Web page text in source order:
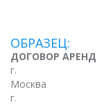
ОБРАЗЕЦ:
ДОГОВОР
г.
г.